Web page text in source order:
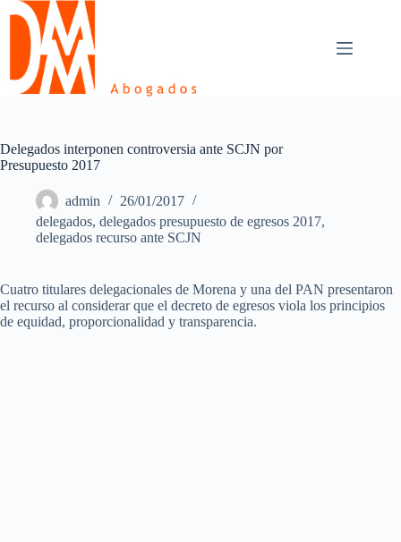
Skip
content
Delegados interponen controversia ante SCJN por
Presupuesto 2017
admin
26/01/2017
delegados, delegados presupuesto de egresos 2017,
delegados recurso ante SCJN
Cuatro titulares delegacionales de Morena y una del PAN presentaron
el recurso al considerar que el decreto de egresos viola los principios
de equidad, proporcionalidad y transparencia.